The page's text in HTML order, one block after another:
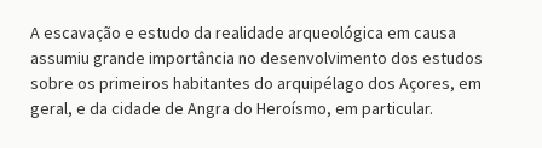
A escavação e estudo da realidade arqueológica em causa
assumiu grande importância no desenvolvimento dos estudos
sobre os primeiros habitantes do arquipélago dos Açores, em
geral, e da cidade de Angra do Heroísmo, em particular.